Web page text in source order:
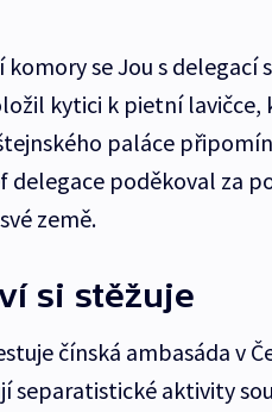
se Jou s delegací
kytici k pietní lavičce,
paláce
delegace poděkoval za
země.
si stěžuje
čínská ambasáda v
aktivity